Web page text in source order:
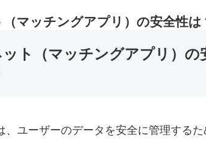
マッチングアプリ）の安全性は
ト（マッチングアプリ）の
、ユーザーのデータを安全に管理する